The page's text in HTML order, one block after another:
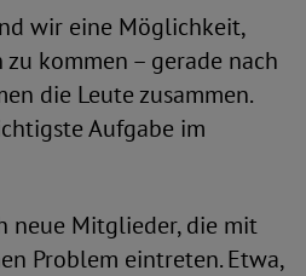
wir eine Möglichkeit,
kommen – gerade nach
die Leute zusammen.
Aufgabe im
neue Mitglieder, die mit
Problem eintreten. Etwa,